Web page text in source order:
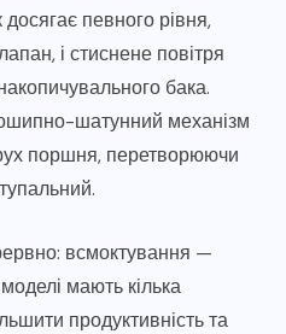
досягає певного рівня,
і стиснене повітря
бака.
шатунний механізм
поршня, перетворюючи
всмоктування —
мають кілька
продуктивність та